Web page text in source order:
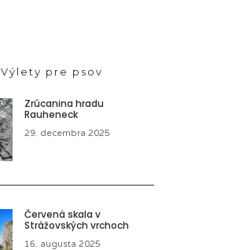
Výlety pre psov
Zrúcanina hradu
Rauheneck
29. decembra 2025
Červená skala v
Strážovských vrchoch
16. augusta 2025